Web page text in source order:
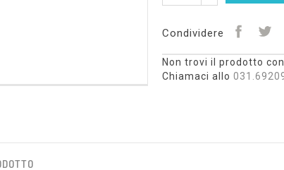
Condividere
Non trovi il prodotto
Chiamaci allo